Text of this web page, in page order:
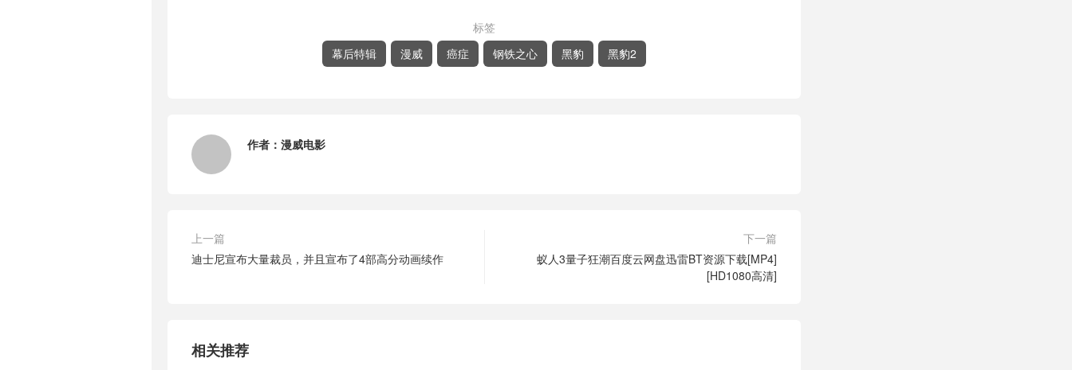
标签
幕后特辑
漫威 癌症 钢铁之心 黑豹 黑豹2
作者： 漫威电影
上一篇
迪士尼宣布大量裁员，并且宣布了4部高分动画续作
下一篇
蚁人3量子狂潮百度云网盘迅雷BT资源下载[MP4]
[HD1080高清]
相关推荐